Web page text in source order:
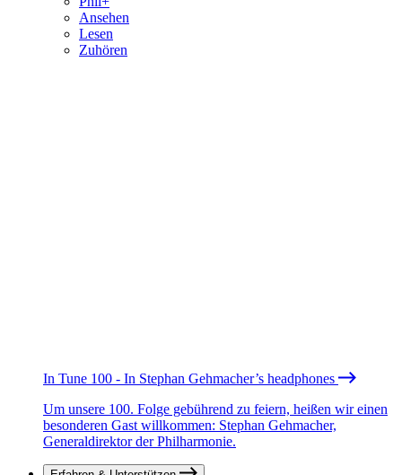
Ansehen
Lesen
Zuhören
In Tune 100 - In Stephan Gehmacher’s headphones
Um unsere 100. Folge gebührend zu feiern, heißen wir einen
besonderen Gast willkommen: Stephan Gehmacher,
Generaldirektor der Philharmonie.